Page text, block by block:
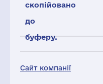
Сайт компанії
скопійовано
до
буферу.